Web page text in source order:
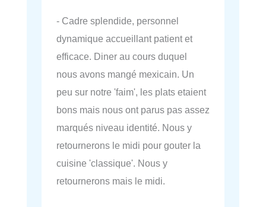
- Cadre splendide, personnel
dynamique accueillant patient et
efficace. Diner au cours duquel
nous avons mangé mexicain. Un
peu sur notre 'faim', les plats etaient
bons mais nous ont parus pas assez
marqués niveau identité. Nous y
retournerons le midi pour gouter la
cuisine 'classique'. Nous y
retournerons mais le midi.